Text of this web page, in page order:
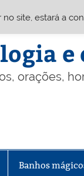
e
orações,
Banhos
site, estará a